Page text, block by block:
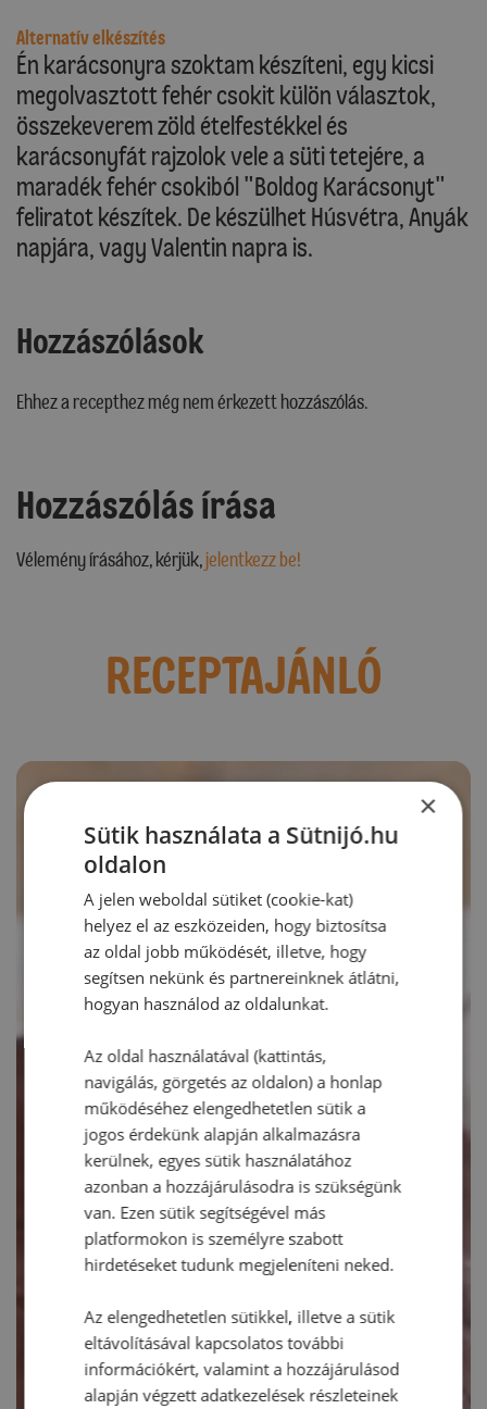
Alternatív elkészítés
Én karácsonyra szoktam készíteni, egy kicsi
megolvasztott fehér csokit külön választok,
összekeverem zöld ételfestékkel és
karácsonyfát rajzolok vele a süti tetejére, a
maradék fehér csokiból "Boldog Karácsonyt"
feliratot készítek. De készülhet Húsvétra, Anyák
napjára, vagy Valentin napra is.
Hozzászólások
Ehhez a recepthez még nem érkezett hozzászólás.
Hozzászólás írása
Vélemény írásához, kérjük,jelentkezz be!
RECEPTAJÁNLÓ
×
Sütik használata a Sütnijó.hu
oldalon
A jelen weboldal sütiket (cookie-kat)
helyez el az eszközeiden, hogy biztosítsa
az oldal jobb működését, illetve, hogy
segítsen nekünk és partnereinknek átlátni,
hogyan használod az oldalunkat.
Az oldal használatával (kattintás,
navigálás, görgetés az oldalon) a honlap
működéséhez elengedhetetlen sütik a
jogos érdekünk alapján alkalmazásra
kerülnek, egyes sütik használatához
azonban a hozzájárulásodra is szükségünk
van. Ezen sütik segítségével más
platformokon is személyre szabott
hirdetéseket tudunk megjeleníteni neked.
Az elengedhetetlen sütikkel, illetve a sütik
eltávolításával kapcsolatos további
információkért, valamint a hozzájárulásod
alapján végzett adatkezelések részleteinek